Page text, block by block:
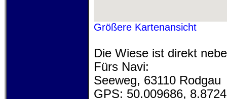
Größere Kartenansicht
Die Wiese ist direkt
Fürs Navi:
Seeweg, 63110 Rodgau
GPS: 50.009686,